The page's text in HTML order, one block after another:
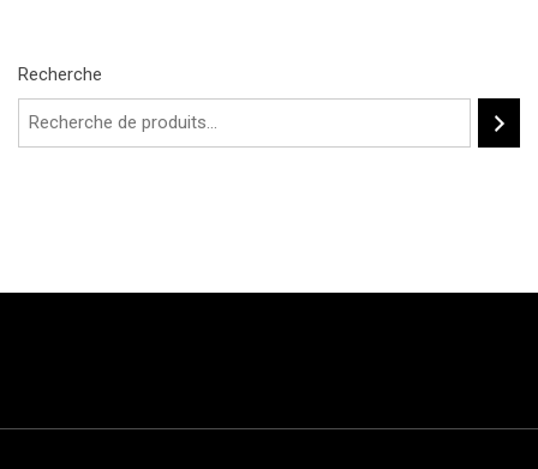
Recherche